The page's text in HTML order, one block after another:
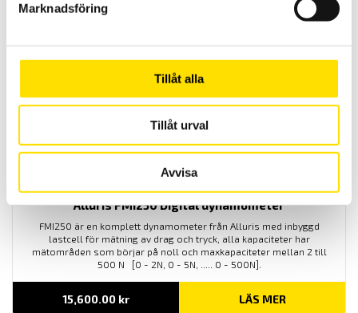
Marknadsföring
Tillåt alla
Tillåt urval
Avvisa
22,000.00 kr
till
Alluris FMI250 Digital dynamometer
FMI250 är en komplett dynamometer från Alluris med inbyggd
lastcell för mätning av drag och tryck, alla kapaciteter har
mätområden som börjar på noll och maxkapaciteter mellan 2 till
500 N [0 - 2N, 0 - 5N, ..... 0 - 500N].
15,600.00 kr LÄS MER